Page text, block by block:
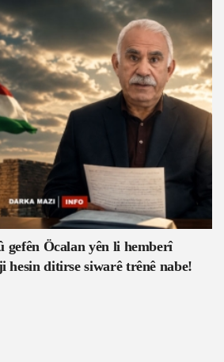
gefên Öcalan yên li hemberî
ditirse siwarê trênê nabe!